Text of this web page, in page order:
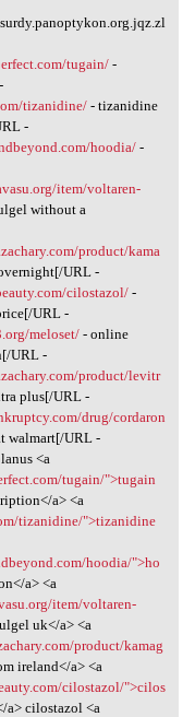
tugain/-
tizanidine/- tizanidine
-
hoodia/-
item/voltaren-
without a
product/kama
URL -
cilostazol/-
URL -
meloset/- online
URL -
product/levitr
plus[/URL -
drug/cordaron
walmart[/URL -
<a
tugain/">tugain
a> <a
tizanidine/">tizanidine
hoodia/">ho
a> <a
item/voltaren-
uk</a> <a
product/kamag
ireland</a> <a
cilostazol/">cilos
a> cilostazol <a